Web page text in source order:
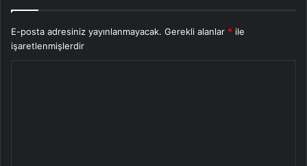
E-posta adresiniz yayınlanmayacak. Gerekli alanlar * ile
işaretlenmişlerdir